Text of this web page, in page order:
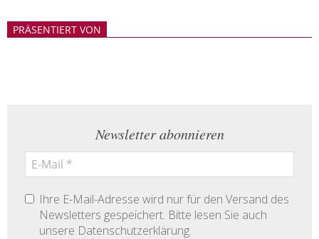
21PRÄSENTIERT VON
Newsletter abonnieren
Ihre E-Mail-Adresse wird nur für den Versand des
Newsletters gespeichert. Bitte lesen Sie auch
unsere Datenschutzerklärung.